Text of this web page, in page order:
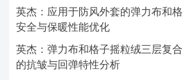
英杰：应用于防风外套的弹力布和
安全与保暖性能优化
英杰：弹力布和格子摇粒绒三层复
的抗皱与回弹特性分析